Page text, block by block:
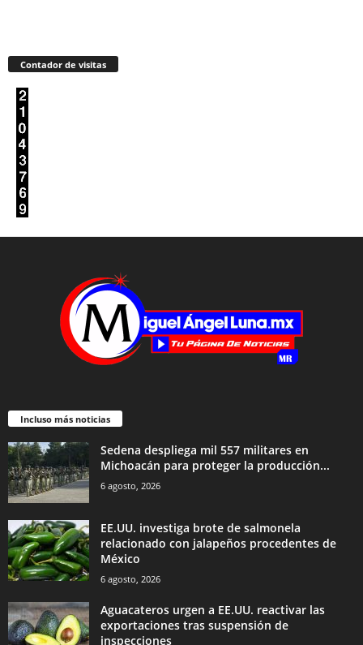
Contador de visitas
Incluso más noticias
Sedena despliega mil 557 militares en
Michoacán para proteger la producción...
6 agosto, 2026
EE.UU. investiga brote de salmonela
relacionado con jalapeños procedentes de
México
6 agosto, 2026
Aguacateros urgen a EE.UU. reactivar las
exportaciones tras suspensión de
inspecciones